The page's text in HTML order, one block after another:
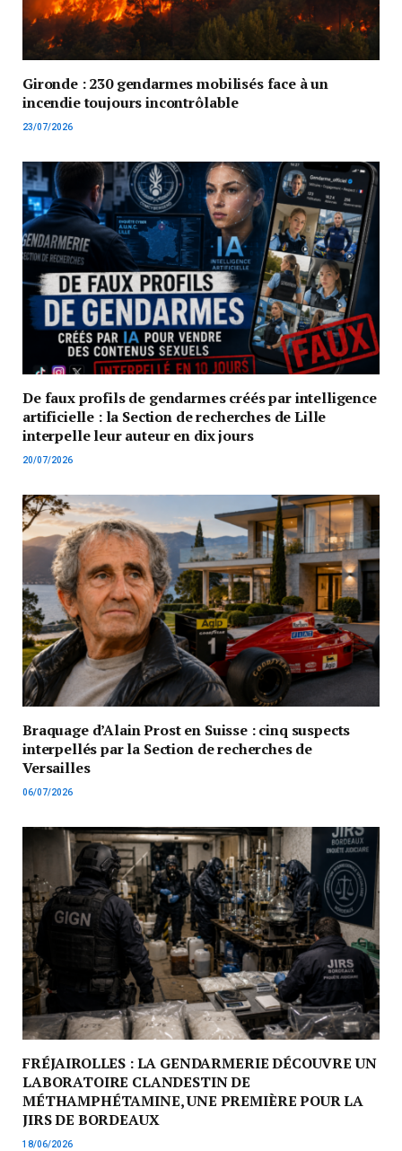
Gironde : 230 gendarmes mobilisés face à un
incendie toujours incontrôlable
23/07/2026
De faux profils de gendarmes créés par intelligence
artificielle : la Section de recherches de Lille
interpelle leur auteur en dix jours
20/07/2026
Braquage d’Alain Prost en Suisse : cinq suspects
interpellés par la Section de recherches de
Versailles
06/07/2026
FRÉJAIROLLES : LA GENDARMERIE DÉCOUVRE UN
LABORATOIRE CLANDESTIN DE
MÉTHAMPHÉTAMINE, UNE PREMIÈRE POUR LA
JIRS DE BORDEAUX
18/06/2026